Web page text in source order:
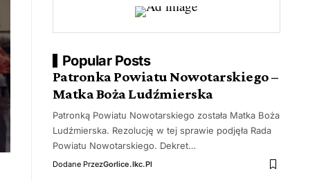
Popular Posts
Patronka Powiatu Nowotarskiego –
Matka Boża Ludźmierska
Patronką Powiatu Nowotarskiego została Matka Boża
Ludźmierska. Rezolucję w tej sprawie podjęła Rada
Powiatu Nowotarskiego. Dekret…
Dodane PrzezGorlice.ikc.pl